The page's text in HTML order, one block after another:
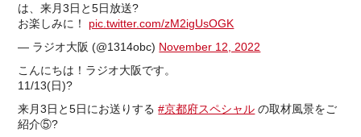
は、来月3日と5日放送?
お楽しみに！ pic.twitter.com/zM2igUsOGK
— ラジオ大阪 (@1314obc) November 12, 2022
こんにちは！ラジオ大阪です。
11/13(日)?️
来月3日と5日にお送りする#京都府スペシャル の取材風景をご
紹介⑤?